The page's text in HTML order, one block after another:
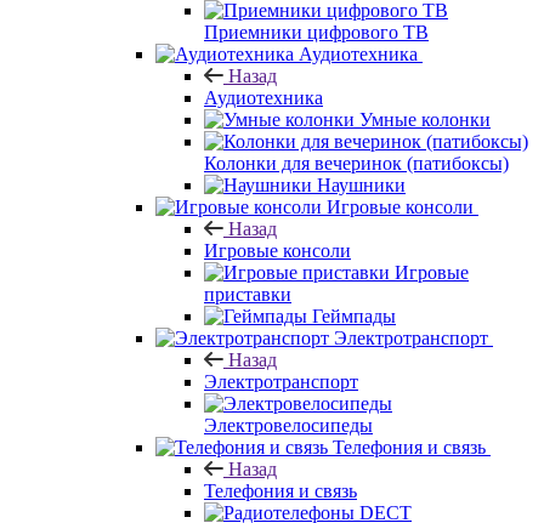
Приемники цифрового ТВ
Аудиотехника
Назад
Аудиотехника
Умные колонки
Колонки для вечеринок (патибоксы)
Наушники
Игровые консоли
Назад
Игровые консоли
Игровые
приставки
Геймпады
Электротранспорт
Назад
Электротранспорт
Электровелосипеды
Телефония и связь
Назад
Телефония и связь